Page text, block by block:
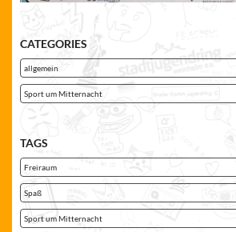
CATEGORIES
allgemein
Sport um Mitternacht
TAGS
Freiraum
Spaß
Sport um Mitternacht